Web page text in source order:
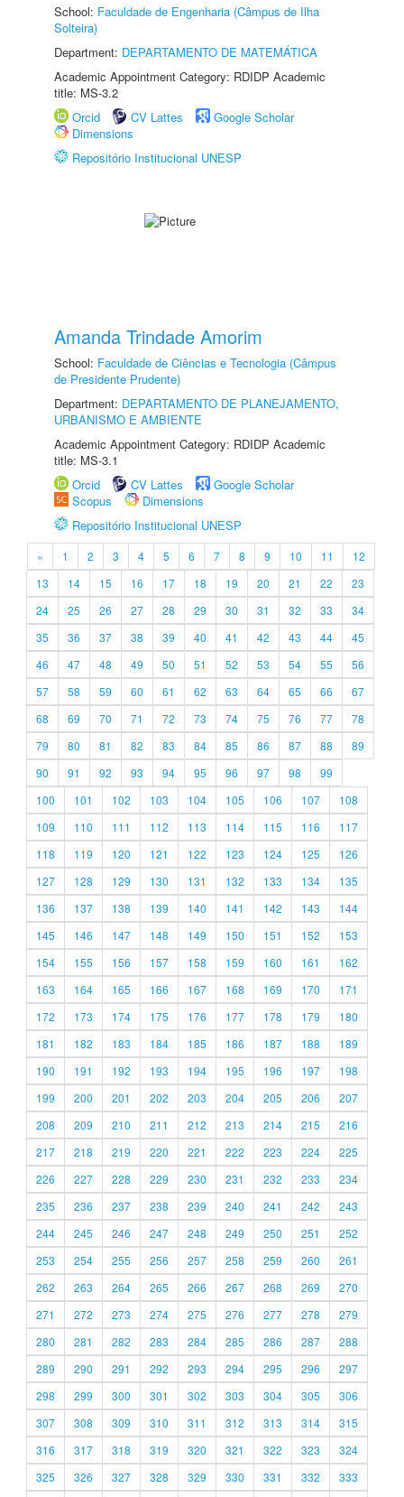
School: Faculdade de Engenharia (Câmpus de Ilha
Solteira)
Department: DEPARTAMENTO DE MATEMÁTICA
Academic Appointment Category: RDIDP Academic
title: MS-3.2
Orcid
CV Lattes
Google Scholar
Dimensions
Repositório Institucional UNESP
Amanda Trindade Amorim
School: Faculdade de Ciências e Tecnologia (Câmpus
de Presidente Prudente)
Department: DEPARTAMENTO DE PLANEJAMENTO,
URBANISMO E AMBIENTE
Academic Appointment Category: RDIDP Academic
title: MS-3.1
Orcid
CV Lattes
Google Scholar
Scopus
Dimensions
Repositório Institucional UNESP
« 1 2 3 4 5 6 7 8 9 10 11
12
13
14 15 16 17 18 19 20 21 22
23
24
25 26 27 28 29 30 31 32 33
34
35
36 37 38 39 40 41 42 43 44
45
46
47 48 49 50 51 52 53 54 55
56
57
58 59 60 61 62 63 64 65 66
67
68
69 70 71 72 73 74 75 76 77
78
79
80 81 82 83 84 85 86 87 88
89
90
91 92 93 94 95 96 97 98
99
100
101 102 103 104 105 106 107
108
109
110 111 112 113 114 115 116
117
118
119 120 121 122 123 124 125
126
127
128 129 130 131 132 133 134
135
136
137 138 139 140 141 142 143
144
145
146 147 148 149 150 151 152
153
154
155 156 157 158 159 160 161
162
163
164 165 166 167 168 169 170
171
172
173 174 175 176 177 178 179
180
181
182 183 184 185 186 187 188
189
190
191 192 193 194 195 196 197
198
199
200 201 202 203 204 205 206
207
208
209 210 211 212 213 214 215
216
217
218 219 220 221 222 223 224
225
226
227 228 229 230 231 232 233
234
235
236 237 238 239 240 241 242
243
244
245 246 247 248 249 250 251
252
253
254 255 256 257 258 259 260
261
262
263 264 265 266 267 268 269
270
271
272 273 274 275 276 277 278
279
280
281 282 283 284 285 286 287
288
289
290 291 292 293 294 295 296
297
298
299 300 301 302 303 304 305
306
307
308 309 310 311 312 313 314
315
316
317 318 319 320 321 322 323
324
325
326 327 328 329 330 331 332
333